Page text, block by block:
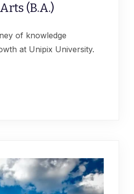
(B.A.)
of knowledge
at Unipix University.